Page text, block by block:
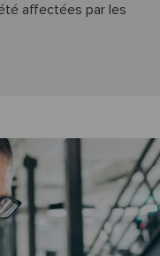
affectées par les